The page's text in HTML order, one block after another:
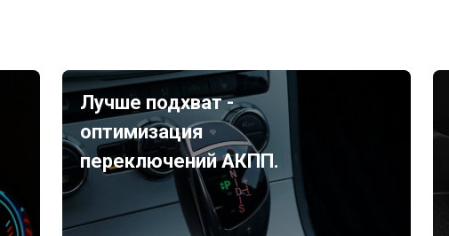
Лучше подхват -
оптимизация
переключений АКПП.